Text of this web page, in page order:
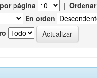
página |
En orden